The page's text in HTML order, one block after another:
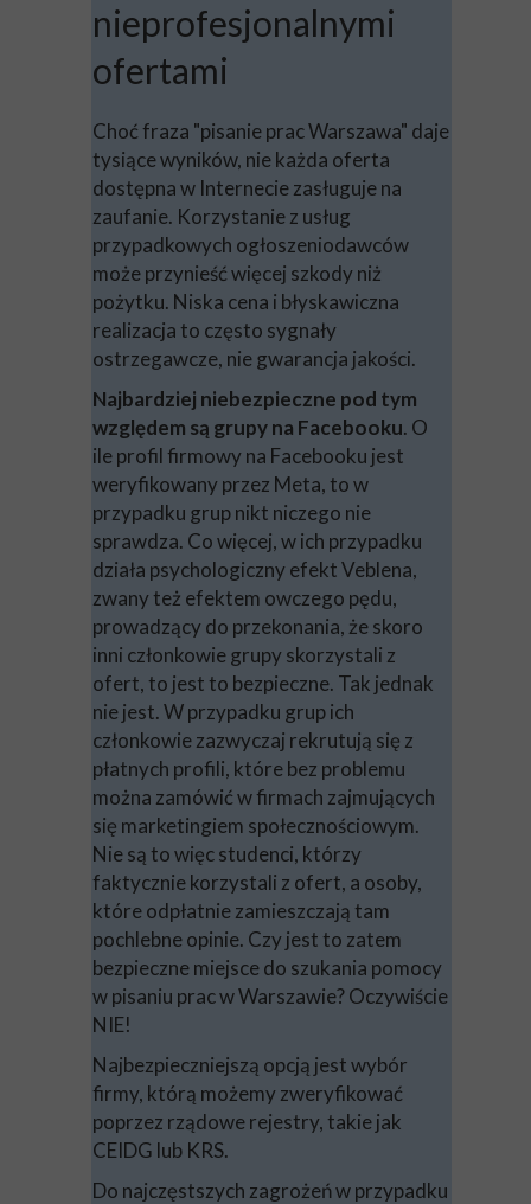
nieprofesjonalnymi
ofertami
Choć fraza "pisanie prac Warszawa" daje
tysiące wyników, nie każda oferta
dostępna w Internecie zasługuje na
zaufanie. Korzystanie z usług
przypadkowych ogłoszeniodawców
może przynieść więcej szkody niż
pożytku. Niska cena i błyskawiczna
realizacja to często sygnały
ostrzegawcze, nie gwarancja jakości.
Najbardziej niebezpieczne pod tym
względem są grupy na Facebooku. O
ile profil firmowy na Facebooku jest
weryfikowany przez Meta, to w
przypadku grup nikt niczego nie
sprawdza. Co więcej, w ich przypadku
działa psychologiczny efekt Veblena,
zwany też efektem owczego pędu,
prowadzący do przekonania, że skoro
inni członkowie grupy skorzystali z
ofert, to jest to bezpieczne. Tak jednak
nie jest. W przypadku grup ich
członkowie zazwyczaj rekrutują się z
płatnych profili, które bez problemu
można zamówić w firmach zajmujących
się marketingiem społecznościowym.
Nie są to więc studenci, którzy
faktycznie korzystali z ofert, a osoby,
które odpłatnie zamieszczają tam
pochlebne opinie. Czy jest to zatem
bezpieczne miejsce do szukania pomocy
w pisaniu prac w Warszawie? Oczywiście
NIE!
Najbezpieczniejszą opcją jest wybór
firmy, którą możemy zweryfikować
poprzez rządowe rejestry, takie jak
CEIDG lub KRS.
Do najczęstszych zagrożeń w przypadku